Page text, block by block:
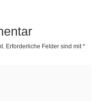
Erforderliche Felder sind mit*